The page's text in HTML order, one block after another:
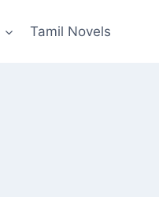
Tamil Novels